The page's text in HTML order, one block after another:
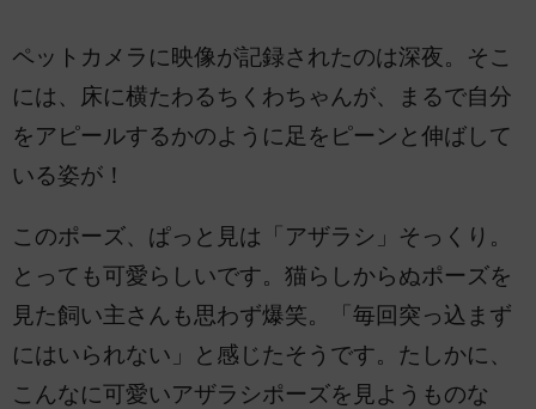
ペットカメラに映像が記録されたのは深夜。そこ
には、床に横たわるちくわちゃんが、まるで自分
をアピールするかのように足をピーンと伸ばして
いる姿が！
このポーズ、ぱっと見は「アザラシ」そっくり。
とっても可愛らしいです。猫らしからぬポーズを
見た飼い主さんも思わず爆笑。「毎回突っ込まず
にはいられない」と感じたそうです。たしかに、
こんなに可愛いアザラシポーズを見ようものな